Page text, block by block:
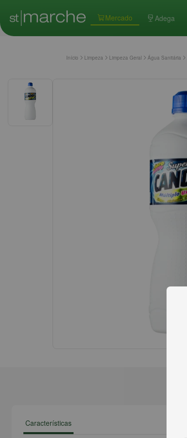
Mercado Adega
Início Limpeza Limpeza Geral Água Sanitária
Características